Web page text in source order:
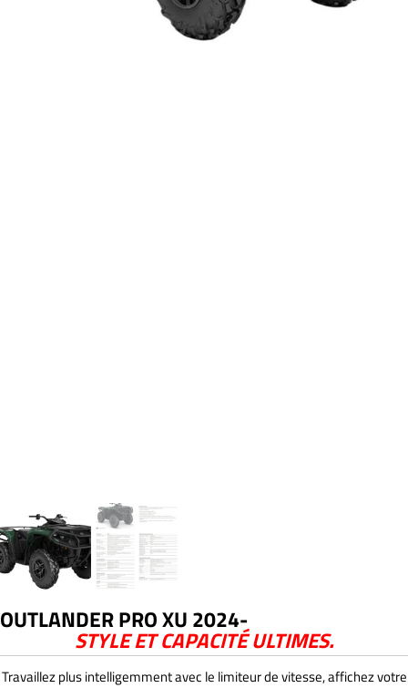
OUTLANDER PRO XU 2024-
STYLE ET CAPACITÉ ULTIMES.
Travaillez plus intelligemment avec le limiteur de vitesse, affichez votre